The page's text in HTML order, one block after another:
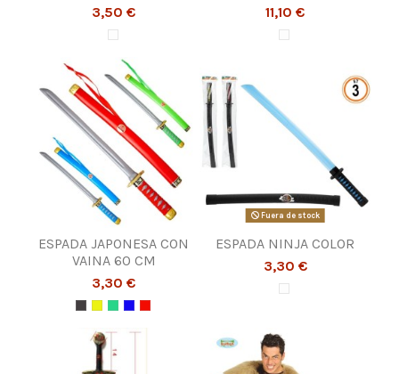
3,50 €
11,10 €
ESPADA JAPONESA CON
VAINA 60 CM
3,30 €
Fuera de stock
ESPADA NINJA COLOR
3,30 €